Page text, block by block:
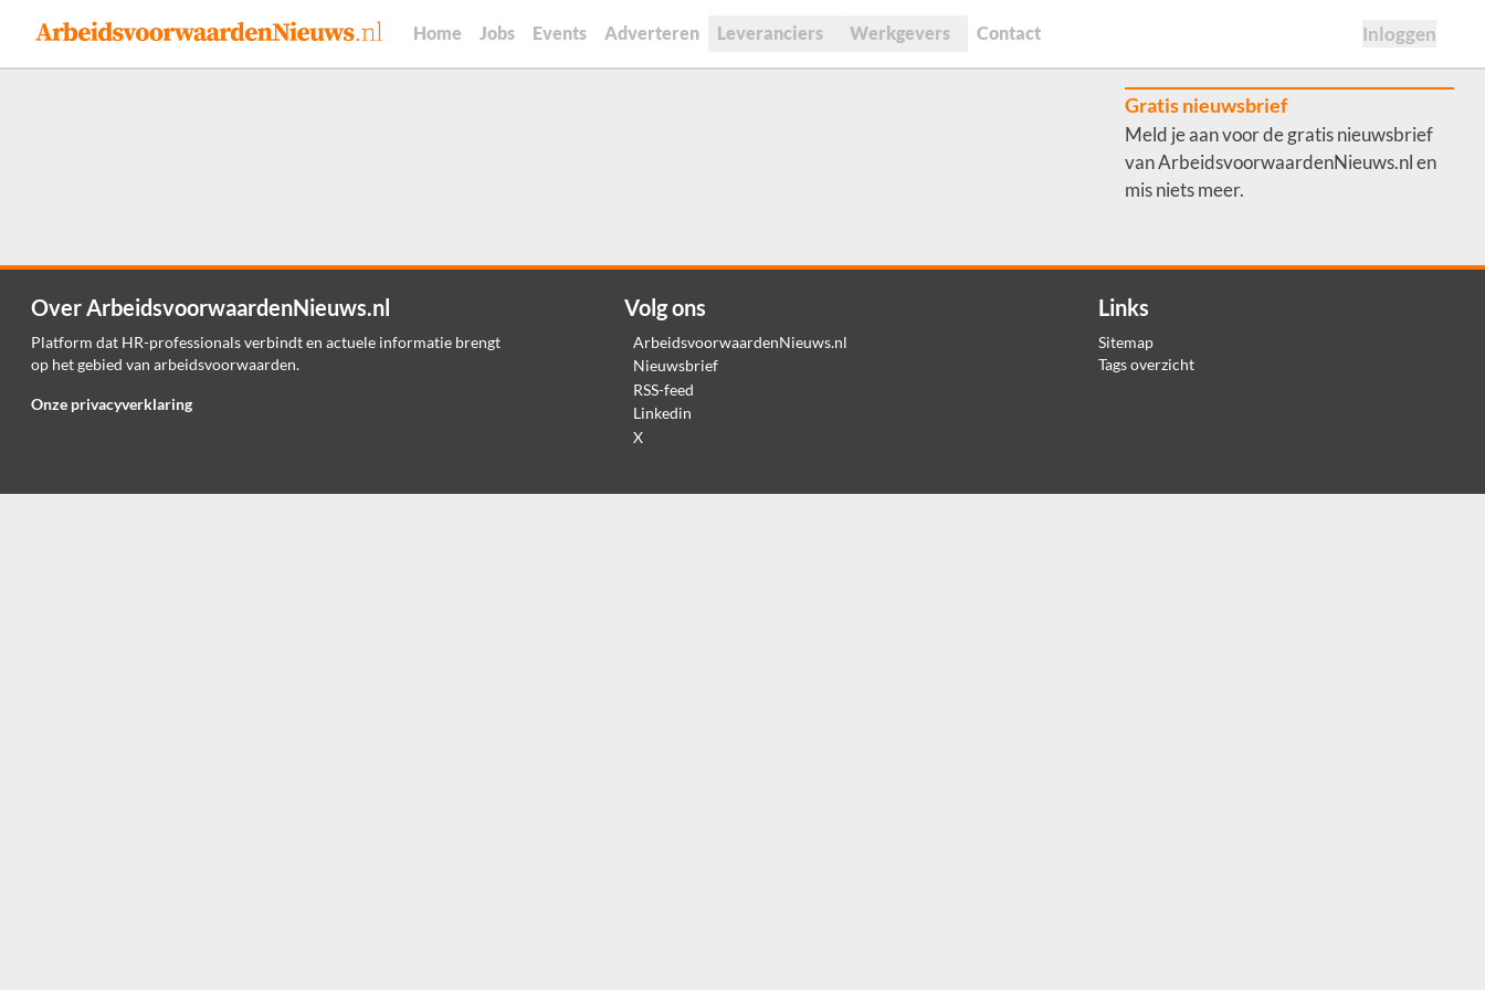
Home Jobs Events Adverteren Leveranciers Werkgevers Contact Inloggen
Gratis nieuwsbrief
Meld je aan voor de gratis nieuwsbrief
van ArbeidsvoorwaardenNieuws.nl en
mis niets meer.
Over ArbeidsvoorwaardenNieuws.nl
Platform dat HR-professionals verbindt en actuele informatie brengt
op het gebied van arbeidsvoorwaarden.
Onze privacyverklaring
Volg ons
ArbeidsvoorwaardenNieuws.nl
Nieuwsbrief
RSS-feed
Linkedin
X
Links
Sitemap
Tags overzicht